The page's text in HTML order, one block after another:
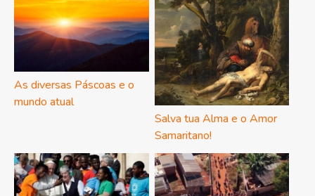
As diversas Páscoas e o
mundo atual
Salva tua Alma e o Amor
Samaritano!